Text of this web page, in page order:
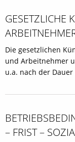
GESETZLICHE
Die gesetzlichen
und Arbeitnehmer
u.a. nach der
– FRIST –